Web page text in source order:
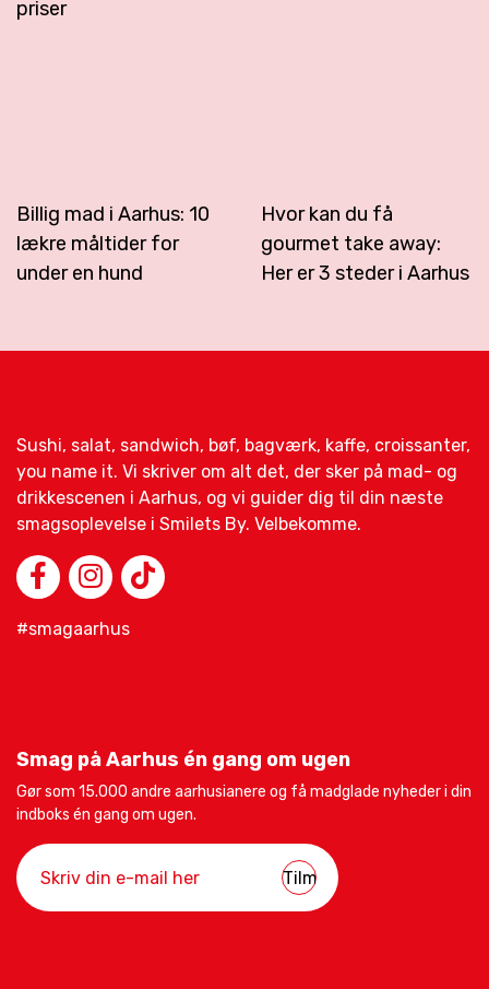
priser
Billig mad i Aarhus: 10
lækre måltider for
under en hund
Hvor kan du få
gourmet take away:
Her er 3 steder i Aarhus
Sushi, salat, sandwich, bøf, bagværk, kaffe, croissanter,
you name it. Vi skriver om alt det, der sker på mad- og
drikkescenen i Aarhus, og vi guider dig til din næste
smagsoplevelse i Smilets By. Velbekomme.
#smagaarhus
Smag på Aarhus én gang om ugen
Gør som 15.000 andre aarhusianere og få madglade nyheder i din
indboks én gang om ugen.